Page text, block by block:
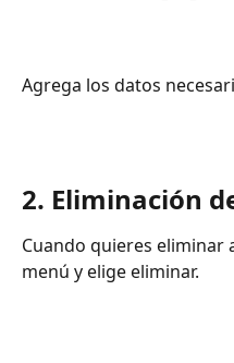
Agrega los datos
2. Eliminación
Cuando quieres eliminar
menú y elige eliminar.